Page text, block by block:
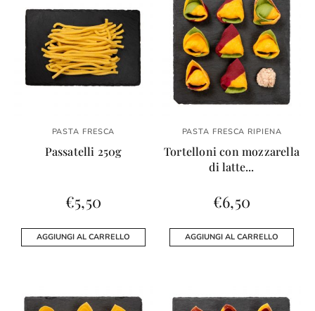
PASTA FRESCA
Passatelli 250g
€5,50
AGGIUNGI AL CARRELLO
PASTA FRESCA RIPIENA
Tortelloni con mozzarella
di latte...
€6,50
AGGIUNGI AL CARRELLO